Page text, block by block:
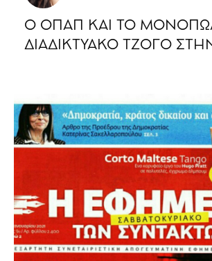
O ΟΠΑΠ ΚΑΙ ΤΟ
ΔΙΑΔΙΚΤΥΑΚΟ ΤΖΟΓΟ